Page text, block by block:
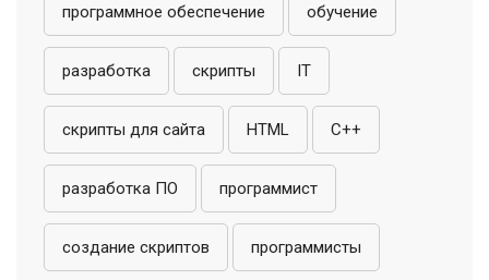
программное обеспечение обучение
разработка скрипты IT
скрипты для сайта HTML C++
разработка ПО программист
создание скриптов программисты